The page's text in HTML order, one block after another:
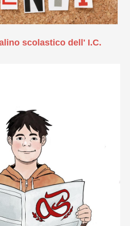
scolastico dell' I.C.